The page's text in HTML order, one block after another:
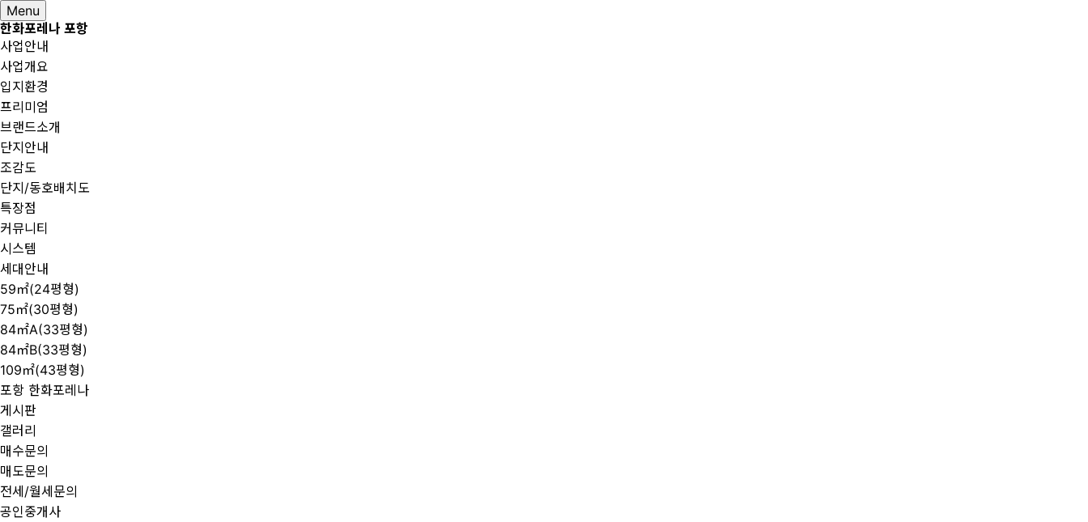
Menu
한화포레나 포항
사업안내
사업개요
입지환경
프리미엄
브랜드소개
단지안내
조감도
단지/동호배치도
특장점
커뮤니티
시스템
세대안내
59㎡(24평형)
75㎡(30평형)
84㎡A(33평형)
84㎡B(33평형)
109㎡(43평형)
포항 한화포레나
게시판
갤러리
매수문의
매도문의
전세/월세문의
공인중개사